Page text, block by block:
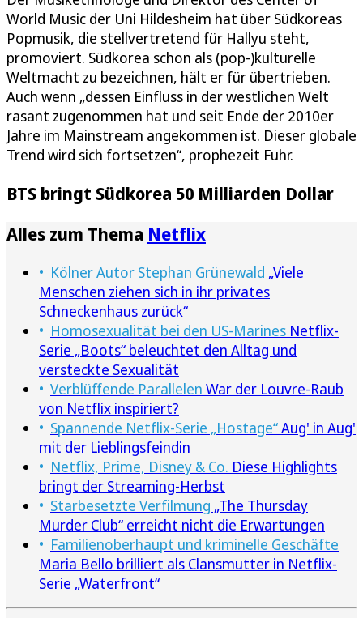
World Music der Uni Hildesheim hat über Südkoreas
Popmusik, die stellvertretend für Hallyu steht,
promoviert. Südkorea schon als (pop-)kulturelle
Weltmacht zu bezeichnen, hält er für übertrieben.
Auch wenn „dessen Einfluss in der westlichen Welt
rasant zugenommen hat und seit Ende der 2010er
Jahre im Mainstream angekommen ist. Dieser globale
Trend wird sich fortsetzen“, prophezeit Fuhr.
BTS bringt Südkorea 50 Milliarden Dollar
Alles zum Thema Netflix
Kölner Autor Stephan Grünewald „Viele
Menschen ziehen sich in ihr privates
Schneckenhaus zurück“
Homosexualität bei den US-Marines Netflix-
Serie „Boots“ beleuchtet den Alltag und
versteckte Sexualität
Verblüffende Parallelen War der Louvre-Raub
von Netflix inspiriert?
Spannende Netflix-Serie „Hostage“Aug' in Aug'
mit der Lieblingsfeindin
Netflix, Prime, Disney & Co. Diese Highlights
bringt der Streaming-Herbst
Starbesetzte Verfilmung „The Thursday
Murder Club“ erreicht nicht die Erwartungen
Familienoberhaupt und kriminelle Geschäfte
Maria Bello brilliert als Clansmutter in Netflix-
Serie „Waterfront“